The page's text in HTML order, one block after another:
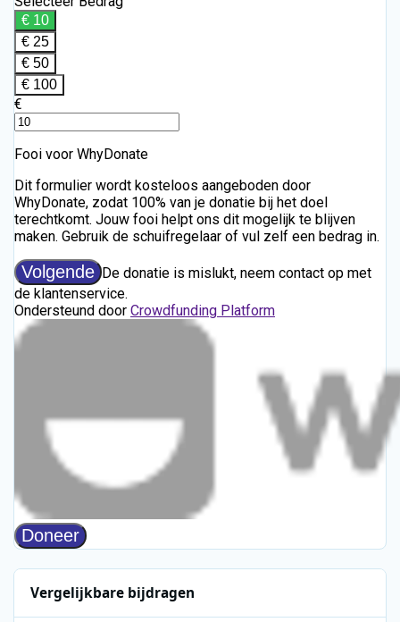
Vergelijkbare bijdragen